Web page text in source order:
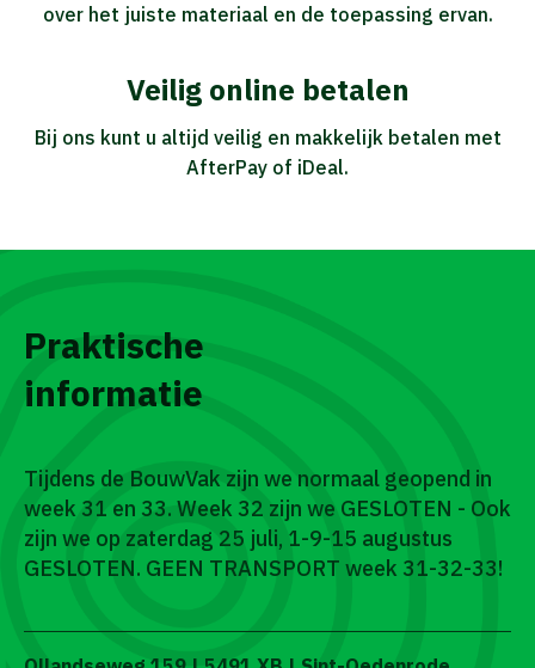
over het juiste materiaal en de toepassing ervan.
Veilig online betalen
Bij ons kunt u altijd veilig en makkelijk betalen met
AfterPay of iDeal.
Praktische
informatie
Tijdens de BouwVak zijn we normaal geopend in
week 31 en 33. Week 32 zijn we GESLOTEN - Ook
zijn we op zaterdag 25 juli, 1-9-15 augustus
GESLOTEN. GEEN TRANSPORT week 31-32-33!